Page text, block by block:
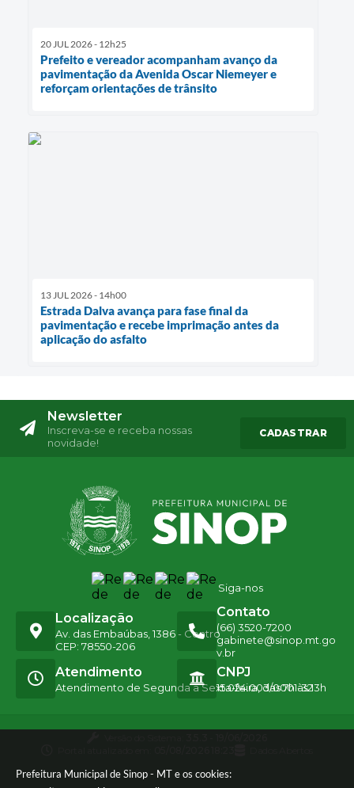
Prefeitura Municipal de Sinop - MT e os cookies:
20 JUL 2026 - 12h25
Prefeito e vereador acompanham avanço da
pavimentação da Avenida Oscar Niemeyer e
reforçam orientações de trânsito
13 JUL 2026 - 14h00
Estrada Dalva avança para fase final da
pavimentação e recebe imprimação antes da
aplicação do asfalto
Newsletter
Inscreva-se e receba nossas
novidade!
CADASTRAR
Siga-nos
Localização
Av. das Embaúbas, 1386 - Centro
CEP: 78550-206
Contato
(66) 3520-7200
gabinete@sinop.mt.go
v.br
Atendimento
Atendimento de Segunda a Sexta-feira, das 7h às 13h
CNPJ
15.024.003/0001-32